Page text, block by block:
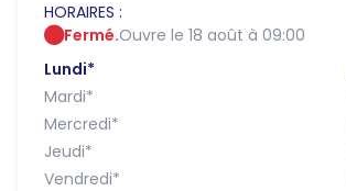
HORAIRES :
Fermé.Ouvre le 18 août à 09:00
Lundi*
Mardi*
Mercredi*
Jeudi*
Vendredi*